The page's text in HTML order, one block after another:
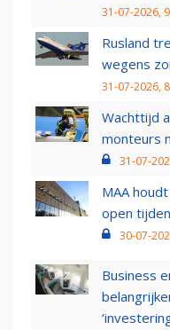
31-07-2026,
Rusland
wegens
31-07-2026,
Wachttijd
monteurs
31-07-
MAA
open
30-07-
Business